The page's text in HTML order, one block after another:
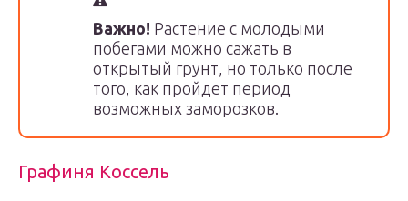
Важно! Растение с молодыми
побегами можно сажать в
открытый грунт, но только после
того, как пройдет период
возможных заморозков.
Графиня Коссель